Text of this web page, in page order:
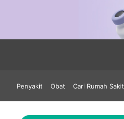
Penyakit Obat Cari Rumah Sakit